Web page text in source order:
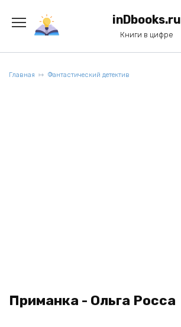
содержанию
inDbooks.ru
Книги в цифре
Главная Фантастический детектив
Приманка - Ольга Росса